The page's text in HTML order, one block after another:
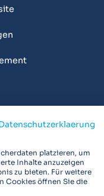
von Spirometern,
sind wir weltweit
klinische
platzieren, um
Inhalte anzuzeigen
zu bieten. Für weitere
Cookies öffnen Sie die